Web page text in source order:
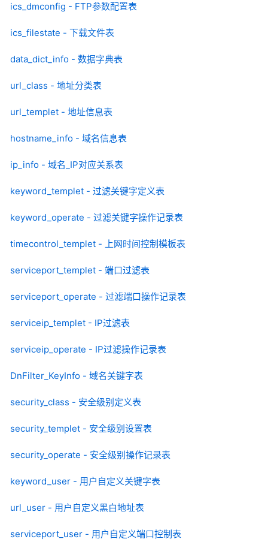
ics_dmconfig - FTP参数配置表
ics_filestate - 下载文件表
data_dict_info - 数据字典表
url_class - 地址分类表
url_templet - 地址信息表
hostname_info - 域名信息表
ip_info - 域名_IP对应关系表
keyword_templet - 过滤关键字定义表
keyword_operate - 过滤关键字操作记录表
timecontrol_templet - 上网时间控制模板表
serviceport_templet - 端口过滤表
serviceport_operate - 过滤端口操作记录表
serviceip_templet - IP过滤表
serviceip_operate - IP过滤操作记录表
DnFilter_KeyInfo - 域名关键字表
security_class - 安全级别定义表
security_templet - 安全级别设置表
security_operate - 安全级别操作记录表
keyword_user - 用户自定义关键字表
url_user - 用户自定义黑白地址表
serviceport_user - 用户自定义端口控制表